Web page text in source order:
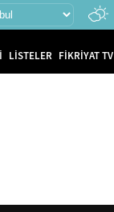
LİSTELER FİKRİYAT TV